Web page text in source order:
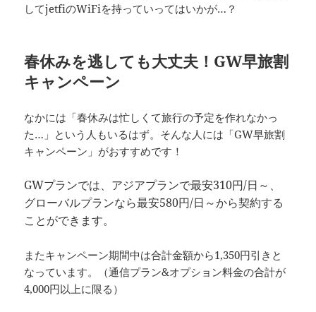
してjetfiのWiFiを持っていってはいかが…？
春休みを逃しても大丈夫！GW早旅割
キャンペーン
なかには「春休みは忙しくて旅行の予定を作れなかっ
た…」という人もいるはず。そんな人には「GW早旅割
キャンペーン」がおすすめです！
GWプランでは、アジアプランで最安310円/日～、
グローバルプランなら最安580円/日～から契約する
ことができます。
またキャンペーン期間中は合計金額から1,350円引きと
なっています。（通信プラン&オプション料金の合計が
4,000円以上に限る）